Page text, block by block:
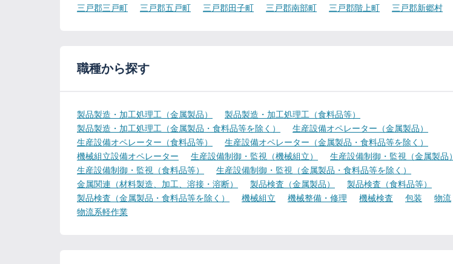
三戸郡三戸町
三戸郡五戸町 三戸郡田子町 三戸郡南部町 三戸郡階上町 三戸郡新郷村
職種から探す
製品製造・加工処理工（金属製品）
製品製造・加工処理工（食料品等）
製品製造・加工処理工（金属製品・食料品等を除く）
生産設備オペレーター（金属製品）
生産設備オペレーター（食料品等）
生産設備オペレーター（金属製品・食料品等を除く）
機械組立設備オペレーター
生産設備制御・監視（機械組立）
生産設備制御・監視（金属製品）
生産設備制御・監視（食料品等）
生産設備制御・監視（金属製品・食料品等を除く）
金属関連（材料製造、加工、溶接・溶断）
製品検査（金属製品）
製品検査（食料品等）
製品検査（金属製品・食料品等を除く）
機械組立 機械整備・修理 機械検査 包装
物流
物流系軽作業